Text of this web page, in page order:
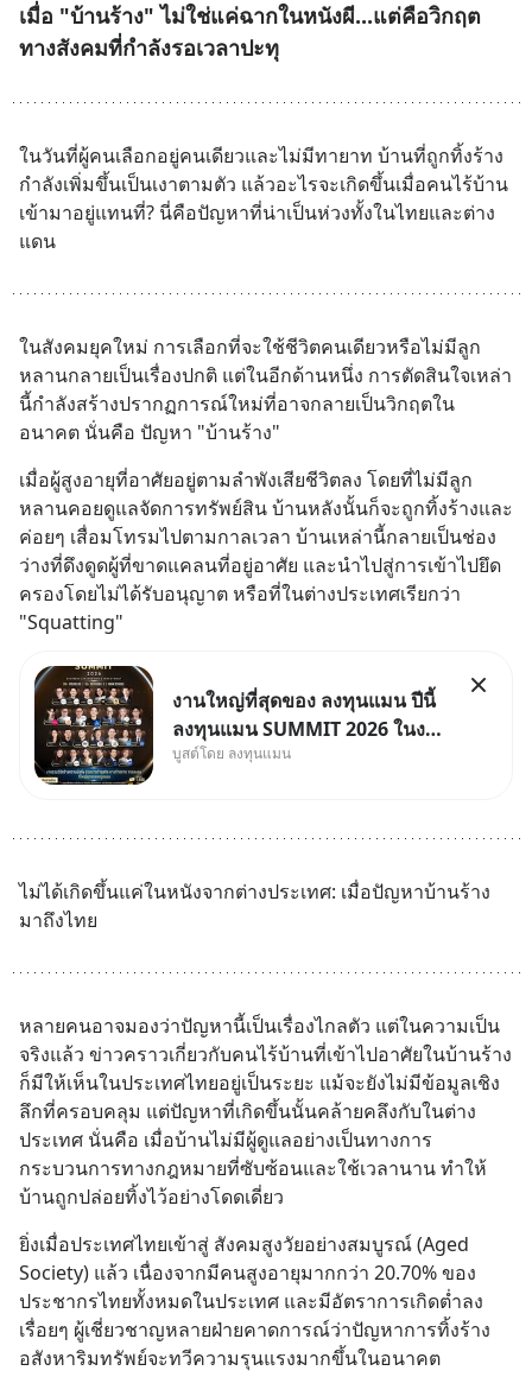
เมื่อ "บ้านร้าง" ไม่ใช่แค่ฉากในหนังผี...แต่คือวิกฤต
ทางสังคมที่กำลังรอเวลาปะทุ
ในวันที่ผู้คนเลือกอยู่คนเดียวและไม่มีทายาท บ้านที่ถูกทิ้งร้าง
กำลังเพิ่มขึ้นเป็นเงาตามตัว แล้วอะไรจะเกิดขึ้นเมื่อคนไร้บ้าน
เข้ามาอยู่แทนที่? นี่คือปัญหาที่น่าเป็นห่วงทั้งในไทยและต่าง
แดน
ในสังคมยุคใหม่ การเลือกที่จะใช้ชีวิตคนเดียวหรือไม่มีลูก
หลานกลายเป็นเรื่องปกติ แต่ในอีกด้านหนึ่ง การตัดสินใจเหล่า
นี้กำลังสร้างปรากฏการณ์ใหม่ที่อาจกลายเป็นวิกฤตใน
อนาคต นั่นคือ ปัญหา "บ้านร้าง"
เมื่อผู้สูงอายุที่อาศัยอยู่ตามลำพังเสียชีวิตลง โดยที่ไม่มีลูก
หลานคอยดูแลจัดการทรัพย์สิน บ้านหลังนั้นก็จะถูกทิ้งร้างและ
ค่อยๆ เสื่อมโทรมไปตามกาลเวลา บ้านเหล่านี้กลายเป็นช่อง
ว่างที่ดึงดูดผู้ที่ขาดแคลนที่อยู่อาศัย และนำไปสู่การเข้าไปยึด
ครองโดยไม่ได้รับอนุญาต หรือที่ในต่างประเทศเรียกว่า
"Squatting"
งานใหญ่ที่สุดของ ลงทุนแมน ปีนี้
ลงทุนแมน SUMMIT 2026 ในงาน
นี้จะมีเจ้าของธุรกิจ Dr.PONG,
MizuMi, KARMART, อิชิตัน มา
บูสต์โดย ลงทุนแมน
ไม่ได้เกิดขึ้นแค่ในหนังจากต่างประเทศ: เมื่อปัญหาบ้านร้าง
มาถึงไทย
หลายคนอาจมองว่าปัญหานี้เป็นเรื่องไกลตัว แต่ในความเป็น
จริงแล้ว ข่าวคราวเกี่ยวกับคนไร้บ้านที่เข้าไปอาศัยในบ้านร้าง
ก็มีให้เห็นในประเทศไทยอยู่เป็นระยะ แม้จะยังไม่มีข้อมูลเชิง
ลึกที่ครอบคลุม แต่ปัญหาที่เกิดขึ้นนั้นคล้ายคลึงกับในต่าง
ประเทศ นั่นคือ เมื่อบ้านไม่มีผู้ดูแลอย่างเป็นทางการ
กระบวนการทางกฎหมายที่ซับซ้อนและใช้เวลานาน ทำให้
บ้านถูกปล่อยทิ้งไว้อย่างโดดเดี่ยว
ยิ่งเมื่อประเทศไทยเข้าสู่ สังคมสูงวัยอย่างสมบูรณ์ (Aged
Society) แล้ว เนื่องจากมีคนสูงอายุมากกว่า 20.70% ของ
ประชากรไทยทั้งหมดในประเทศ และมีอัตราการเกิดต่ำลง
เรื่อยๆ ผู้เชี่ยวชาญหลายฝ่ายคาดการณ์ว่าปัญหาการทิ้งร้าง
อสังหาริมทรัพย์จะทวีความรุนแรงมากขึ้นในอนาคต